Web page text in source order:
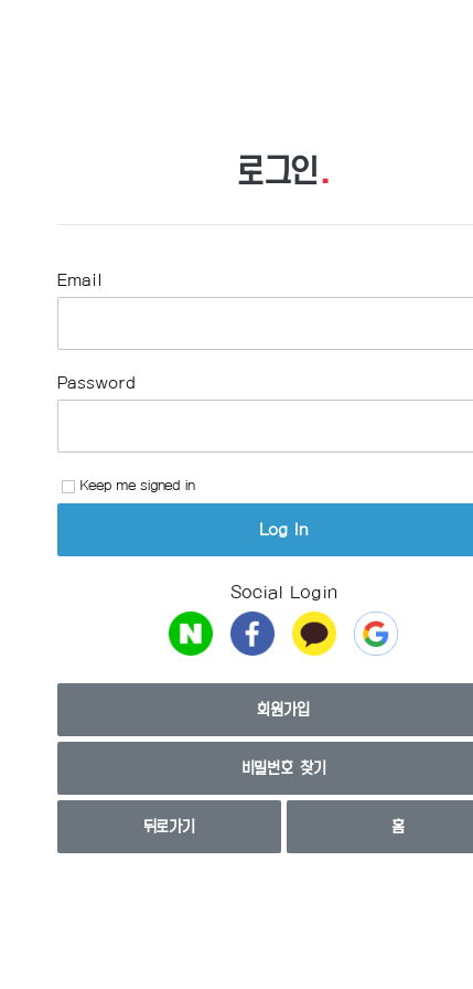
로그인.
Email
Password
Keep me signed in
Social Login
회원가입
비밀번호 찾기
뒤로가기 홈